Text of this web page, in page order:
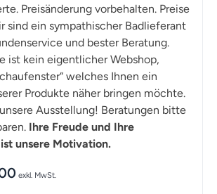
Preisänderung vorbehalten. Preise
sind ein sympathischer Badlieferant
und bester Beratung.
ist kein eigentlicher Webshop,
welches Ihnen ein
Produkte näher bringen möchte.
Ausstellung! Beratungen bitte
Ihre Freude und Ihre
unsere Motivation.
exkl. MwSt.